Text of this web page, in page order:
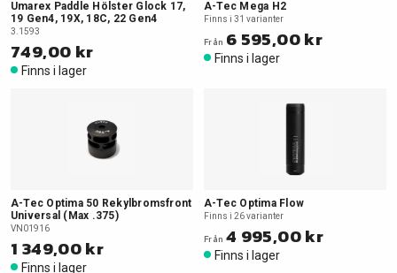
Umarex Paddle Hölster Glock 17,
19 Gen4, 19X, 18C, 22 Gen4
3.1593
749,00 kr
Finns i lager
A-Tec Mega H2
Finns i 31 varianter
Från 6 595,00 kr
Finns i lager
A-Tec Optima 50 Rekylbromsfront
Universal (Max .375)
VN01916
1 349,00 kr
Finns i lager
A-Tec Optima Flow
Finns i 26 varianter
Från 4 995,00 kr
Finns i lager